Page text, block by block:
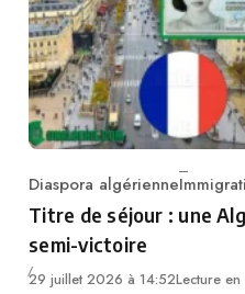
Category
Diaspora algérienne
Titre de séjour : une
semi-victoire
29 juillet 2026 à 14:52Lecture